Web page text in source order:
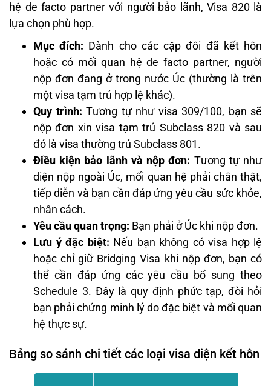
hệ de facto partner với người bảo lãnh, Visa 820 là
lựa chọn phù hợp.
Mục đích: Dành cho các cặp đôi đã kết hôn
hoặc có mối quan hệ de facto partner, người
nộp đơn đang ở trong nước Úc (thường là trên
một visa tạm trú hợp lệ khác).
Quy trình: Tương tự như visa 309/100, bạn sẽ
nộp đơn xin visa tạm trú Subclass 820 và sau
đó là visa thường trú Subclass 801.
Điều kiện bảo lãnh và nộp đơn: Tương tự như
diện nộp ngoài Úc, mối quan hệ phải chân thật,
tiếp diễn và bạn cần đáp ứng yêu cầu sức khỏe,
nhân cách.
Yêu cầu quan trọng: Bạn phải ở Úc khi nộp đơn.
Lưu ý đặc biệt: Nếu bạn không có visa hợp lệ
hoặc chỉ giữ Bridging Visa khi nộp đơn, bạn có
thể cần đáp ứng các yêu cầu bổ sung theo
Schedule 3. Đây là quy định phức tạp, đòi hỏi
bạn phải chứng minh lý do đặc biệt và mối quan
hệ thực sự.
Bảng so sánh chi tiết các loại visa diện kết hôn